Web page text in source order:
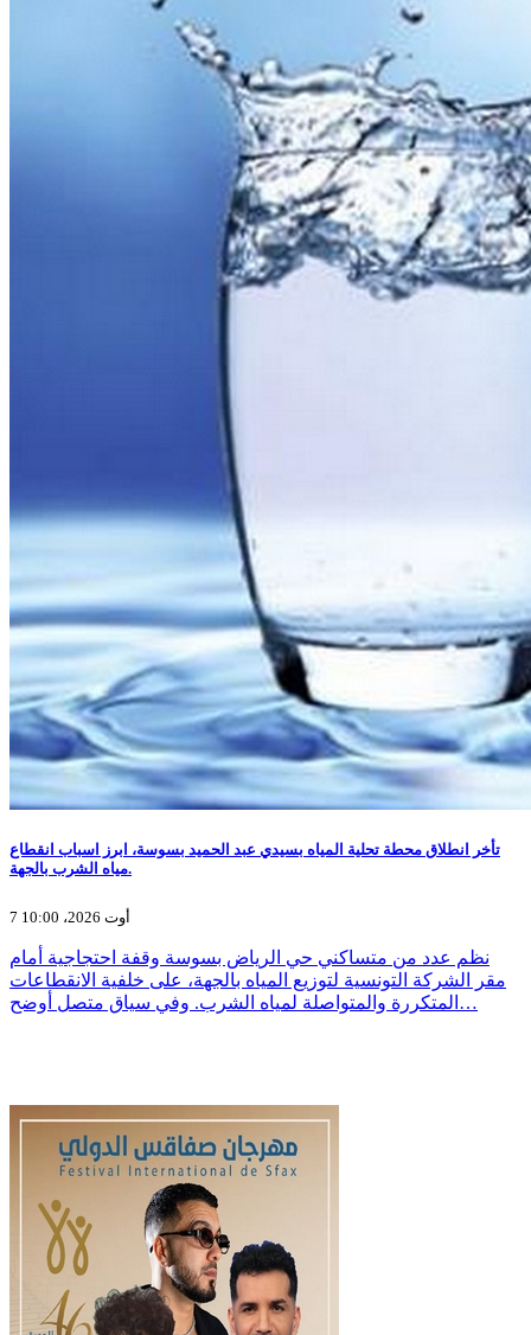
تأخر انطلاق محطة تحلية المياه بسيدي عبد الحميد بسوسة، ابرز اسباب انقطاع
مياه الشرب بالجهة.
7 أوت 2026، 10:00
نظم عدد من متساكني حي الرياض بسوسة وقفة احتجاجية أمام
مقر الشركة التونسية لتوزيع المياه بالجهة، على خلفية الانقطاعات
المتكررة والمتواصلة لمياه الشرب. وفي سياق متصل أوضح…